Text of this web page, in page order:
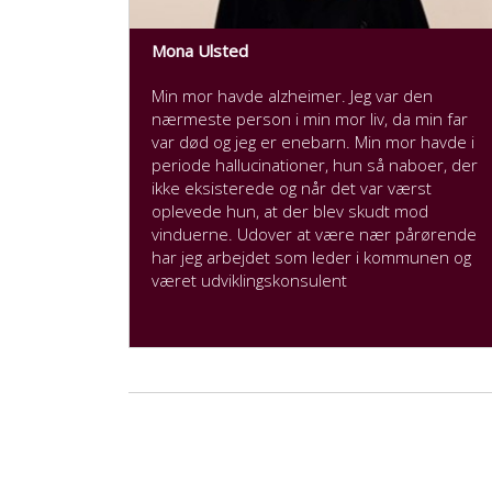
Mona Ulsted
Min mor havde alzheimer. Jeg var den
nærmeste person i min mor liv, da min far
var død og jeg er enebarn. Min mor havde i
periode hallucinationer, hun så naboer, der
ikke eksisterede og når det var værst
oplevede hun, at der blev skudt mod
vinduerne. Udover at være nær pårørende
har jeg arbejdet som leder i kommunen og
været udviklingskonsulent